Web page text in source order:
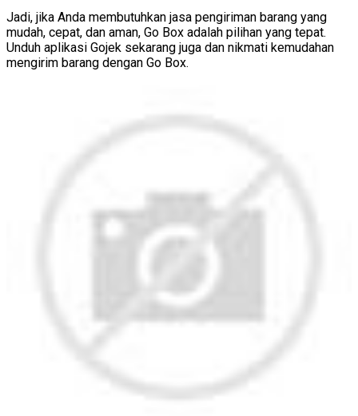
Jadi, jika Anda membutuhkan jasa pengiriman barang yang
mudah, cepat, dan aman, Go Box adalah pilihan yang tepat.
Unduh aplikasi Gojek sekarang juga dan nikmati kemudahan
mengirim barang dengan Go Box.